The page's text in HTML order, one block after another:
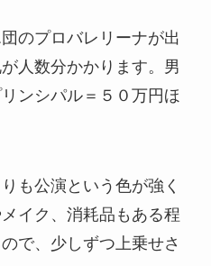
のプロバレリーナが出
人数分かかります。男
ンシパル＝５０万円ほ
も公演という色が強く
イク、消耗品もある程
で、少しずつ上乗せさ